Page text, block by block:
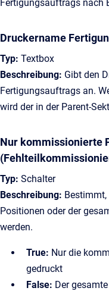
Fertigungsauftrags nach
Druckername
Typ: Textbox
Beschreibung: Gibt den
Fertigungsauftrags an.
wird der in der Parent-
Nur kommissionierte
Typ: Schalter
Beschreibung:
Positionen oder der
werden.
True: Nur die
gedruckt
False: Der